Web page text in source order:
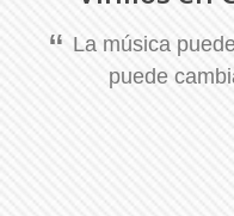
La música
puede